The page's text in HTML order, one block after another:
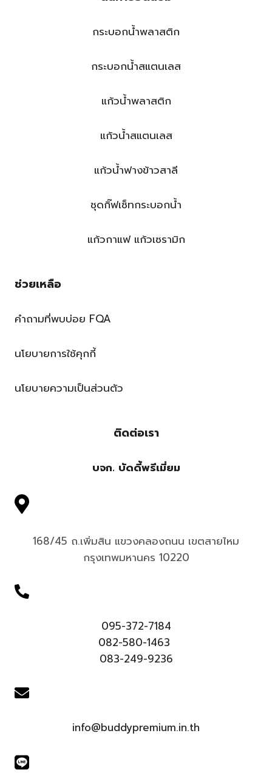
กระบอกน้ำพลาสติก
กระบอกน้ำสแตนเลส
แก้วน้ำพลาสติก
แก้วน้ำสแตนเลส
แก้วน้ำฟางข้าวสาลี
ชุดกิ๊ฟเซ็ทกระบอกน้ำ
แก้วกาแฟ แก้วเซรามิก
ช่วยเหลือ
คำถามที่พบบ่อย FQA
นโยบายการใช้คุกกี้
นโยบายความเป็นส่วนตัว
ติดต่อเรา
บจก. บัดดี้พรีเมี่ยม
168/45 ถ.เพิ่มสิน แขวงคลองถนน เขตสายไหม
กรุงเทพมหานคร 10220
095-372-7184
082-580-1463
083-249-9236
info@buddypremium.in.th